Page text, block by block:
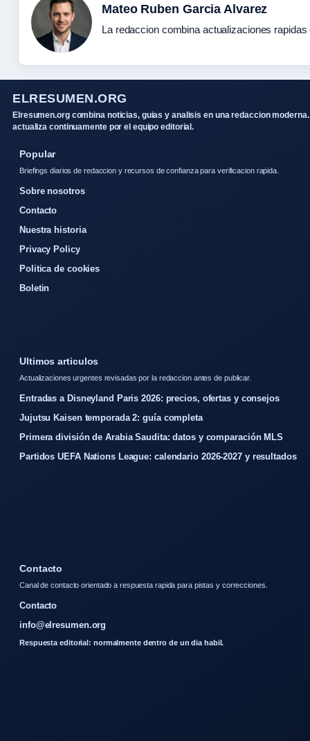
Mateo Ruben Garcia Alvarez
La redaccion combina actualizaciones
ELRESUMEN.ORG
Elresumen.org combina noticias, guias y analisis en una redaccion moderna.
actualiza continuamente por el equipo editorial.
Popular
Briefings diarios de redaccion y recursos de confianza para verificacion rapida.
Sobre nosotros
Contacto
Nuestra historia
Privacy Policy
Politica de cookies
Boletin
Ultimos articulos
Actualizaciones urgentes revisadas por la redaccion antes de publicar.
Entradas a Disneyland Paris 2026: precios, ofertas y consejos
Jujutsu Kaisen temporada 2: guía completa
Primera división de Arabia Saudita: datos y comparación MLS
Partidos UEFA Nations League: calendario 2026-2027 y resultados
Contacto
Canal de contacto orientado a respuesta rapida para pistas y correcciones.
Contacto
info@elresumen.org
Respuesta editorial: normalmente dentro de un dia habil.